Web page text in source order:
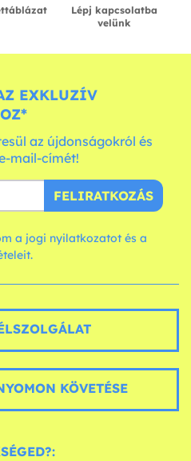
Lépj kapcsolatba
velünk
EXKLUZÍV
az újdonságokról és
mail-címét!
FELIRATKOZÁS
a jogi nyilatkozatot és a
KÖVETÉSE